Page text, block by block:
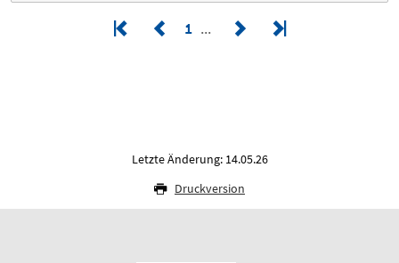
1
Letzte Änderung: 14.05.26
Druckversion